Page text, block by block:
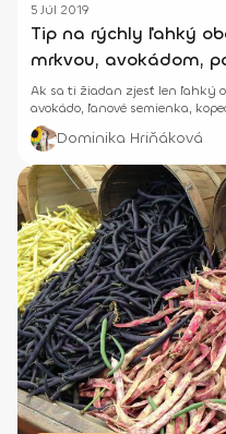
5 Júl 2019
Tip na rýchly ľahký
mrkvou, avokádom,
klíčkami
Ak sa ti žiadan zjesť len ľahký
avokádo, ľanové semienka,
bielkovín mungo klíčky.
Dominika Hriňáková